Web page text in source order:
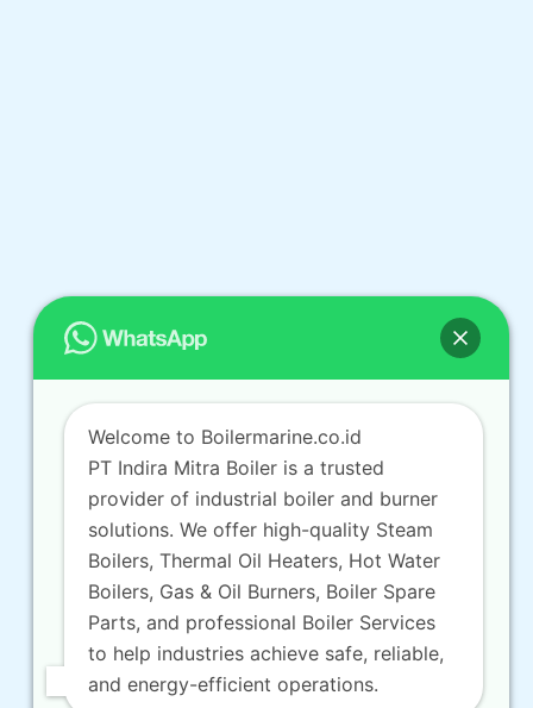
Welcome to Boilermarine.co.id
PT Indira Mitra Boiler is a trusted
provider of industrial boiler and burner
solutions. We offer high-quality Steam
Boilers, Thermal Oil Heaters, Hot Water
Boilers, Gas & Oil Burners, Boiler Spare
Parts, and professional Boiler Services
to help industries achieve safe, reliable,
and energy-efficient operations.